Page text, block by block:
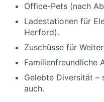
Office-Pets (nach
Ladestationen für
Herford).
Zuschüsse für
Familienfreundliche
Gelebte Diversität –
auch.